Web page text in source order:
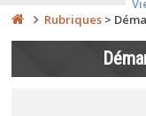
Rubriques >